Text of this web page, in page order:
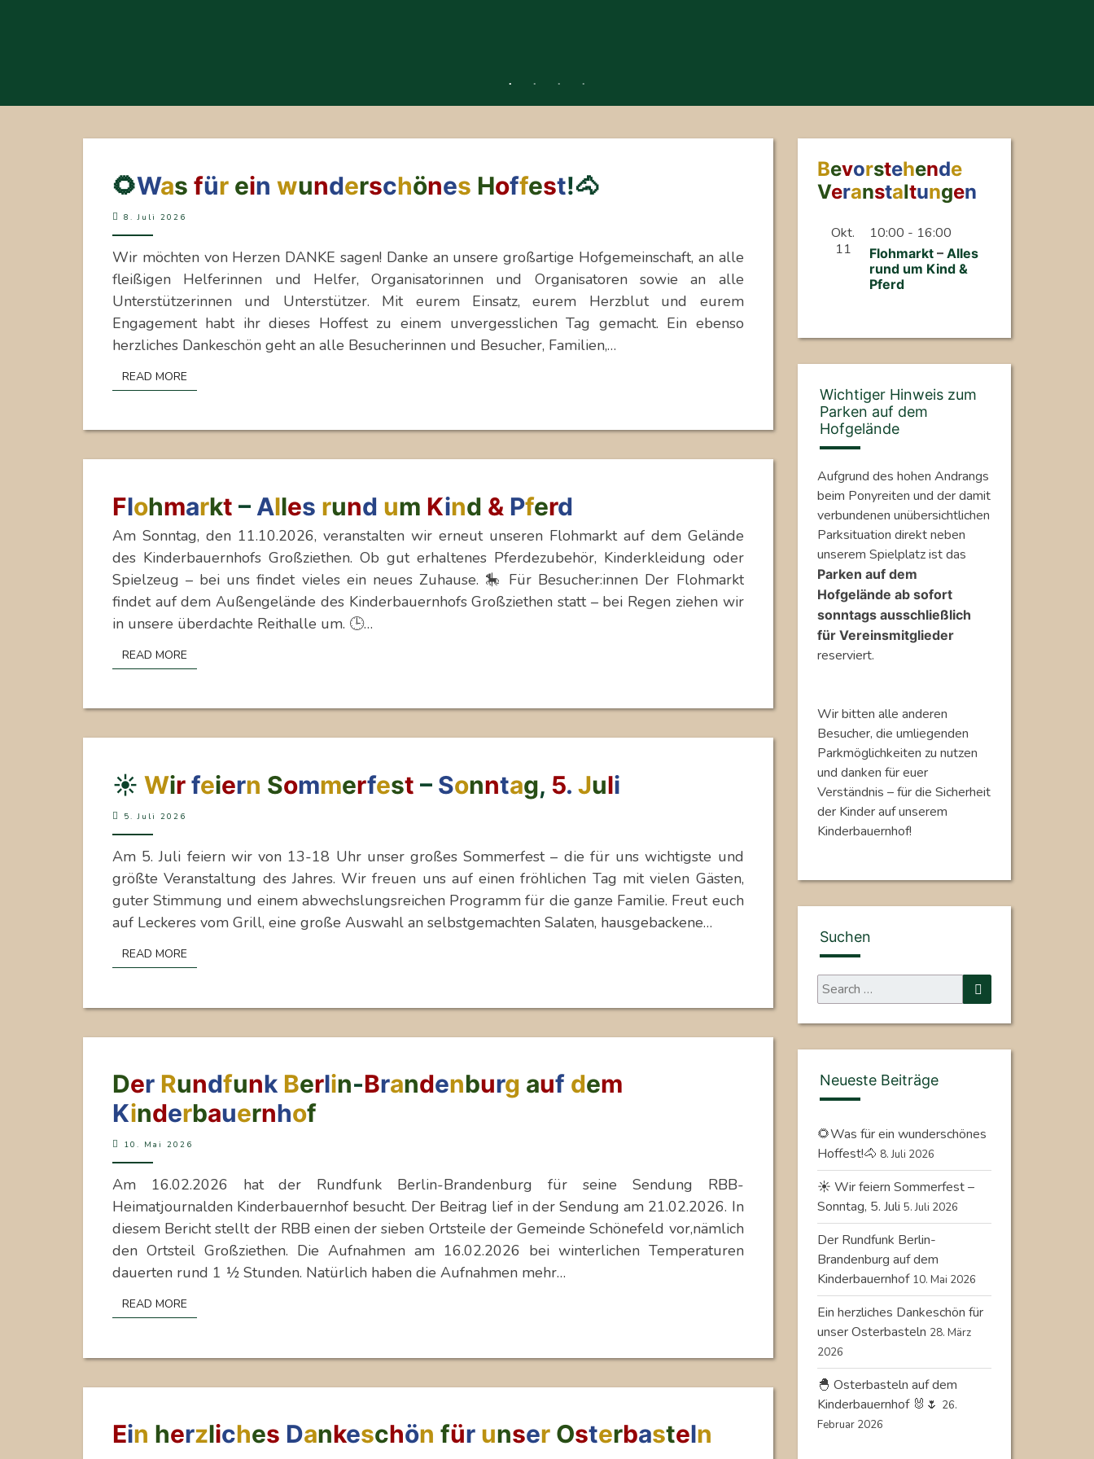
🌻
FÜR
WUNDERSCHÖNES
HOFFEST!
🐴
🌻Was für ein wunderschönes Hoffest!🐴
8. Juli 2026
Wir möchten von Herzen DANKE sagen! Danke an unsere großartige Hofgemeinschaft, an alle
fleißigen Helferinnen und Helfer, Organisatorinnen und Organisatoren sowie an alle
Unterstützerinnen und Unterstützer. Mit eurem Einsatz, eurem Herzblut und eurem
Engagement habt ihr dieses Hoffest zu einem unvergesslichen Tag gemacht. Ein ebenso
herzliches Dankeschön geht an alle Besucherinnen und Besucher, Familien,…
READ MOREREAD MORE
FLOHMARKT
ALLES
RUND
UM
KIND
&
PFERD
Flohmarkt – Alles rund um Kind & Pferd
Am Sonntag, den 11.10.2026, veranstalten wir erneut unseren Flohmarkt auf dem Gelände
des Kinderbauernhofs Großziethen. Ob gut erhaltenes Pferdezubehör, Kinderkleidung oder
Spielzeug – bei uns findet vieles ein neues Zuhause. 🎠 Für Besucher:innen Der Flohmarkt
findet auf dem Außengelände des Kinderbauernhofs Großziethen statt – bei Regen ziehen wir
in unsere überdachte Reithalle um. 🕒…
READ MOREREAD MORE
☀️
WIR
FEIERN
SOMMERFEST
–
SONNTAG,
5.
JULI
☀️ Wirfeiern Sommerfest – Sonntag, 5. Juli
5. Juli 2026
Am 5. Juli feiern wir von 13-18 Uhr unser großes Sommerfest – die für uns wichtigste und
größte Veranstaltung des Jahres. Wir freuen uns auf einen fröhlichen Tag mit vielen Gästen,
guter Stimmung und einem abwechslungsreichen Programm für die ganze Familie. Freut euch
auf Leckeres vom Grill, eine große Auswahl an selbstgemachten Salaten, hausgebackene…
READ MOREREAD MORE
DER
RUNDFUNK
BERLIN-
BRANDENBURG
AUF
DEM
KINDERBAUERNHOF
Der Rundfunk Berlin-Brandenburg auf dem
Kinderbauernhof
10. Mai 2026
Am 16.02.2026 hat der Rundfunk Berlin-Brandenburg für seine Sendung RBB-
Heimatjournalden Kinderbauernhof besucht. Der Beitrag lief in der Sendung am 21.02.2026. In
diesem Bericht stellt der RBB einen der sieben Ortsteile der Gemeinde Schönefeld vor,nämlich
den Ortsteil Großziethen. Die Aufnahmen am 16.02.2026 bei winterlichen Temperaturen
dauerten rund 1 ½ Stunden. Natürlich haben die Aufnahmen mehr…
READ MOREREAD MORE
EIN
Ein herzliches Dankeschön für unser Osterbasteln
Bevorstehende
Veranstaltungen
Okt.
11
10:00 - 16:00
Flohmarkt– Alles
rund um Kind &
Pferd
Wichtiger Hinweis zum
Parken auf dem
Hofgelände
Aufgrund des hohen Andrangs
beim Ponyreiten und der damit
verbundenen unübersichtlichen
Parksituation direkt neben
unserem Spielplatz ist das
Parken auf dem
Hofgelände ab sofort
sonntags ausschließlich
für Vereinsmitglieder
reserviert.
Wir bitten alle anderen
Besucher, die umliegenden
Parkmöglichkeiten zu nutzen
und danken für euer
Verständnis – für die Sicherheit
der Kinder auf unserem
Kinderbauernhof!
Suchen
Search
for:
Search
Neueste Beiträge
🌻Was für ein wunderschönes
Hoffest!🐴 8. Juli 2026
☀️ Wir feiern Sommerfest –
Sonntag, 5. Juli 5. Juli 2026
Der Rundfunk Berlin-
Brandenburg auf dem
Kinderbauernhof 10. Mai 2026
Ein herzliches Dankeschön für
unser Osterbasteln 28. März
2026
🐣 Osterbasteln auf dem
Kinderbauernhof 🐰🌷 26.
Februar 2026